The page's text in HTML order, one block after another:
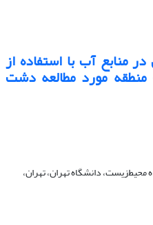
منابع آب با استفاده از
مورد مطالعه دشت
دانشگاه تهران، تهران،